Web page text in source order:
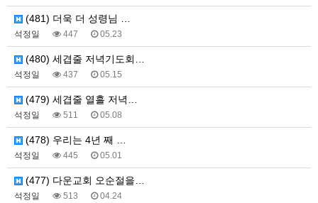
(481) 더욱 더 성령님 …
석정일 447 05.23
(480) 세겹줄 저녁기도회…
석정일 437 05.15
(479) 세겹줄 열흘 저녁…
석정일 511 05.08
(478) 우리는 4년 째 …
석정일 445 05.01
(477) 다운교회 오순절을…
석정일 513 04.24